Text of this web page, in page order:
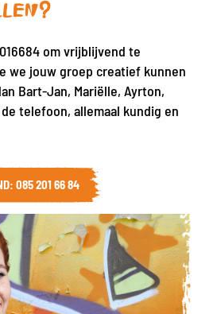
om vrijblijvend te
we jouw groep creatief kunnen
Bart-Jan, Mariëlle, Ayrton,
telefoon, allemaal kundig en
085 201 66 84